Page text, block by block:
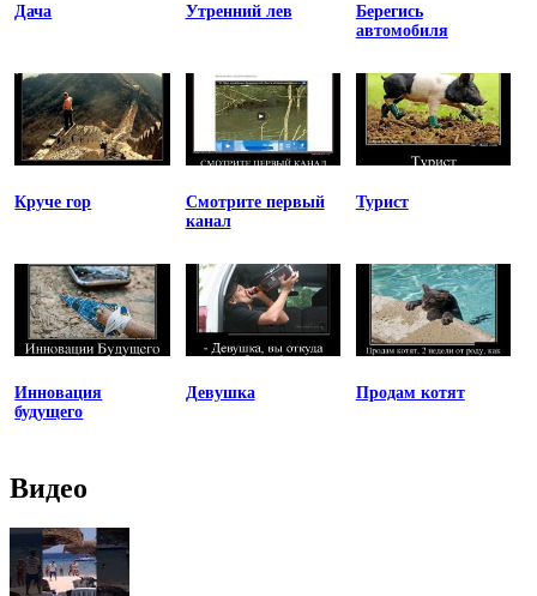
Дача Утренний лев
Берегись
автомобиля
Круче гор
Смотрите первый
канал
Турист
Инновация
будущего
Девушка Продам котят
Видео